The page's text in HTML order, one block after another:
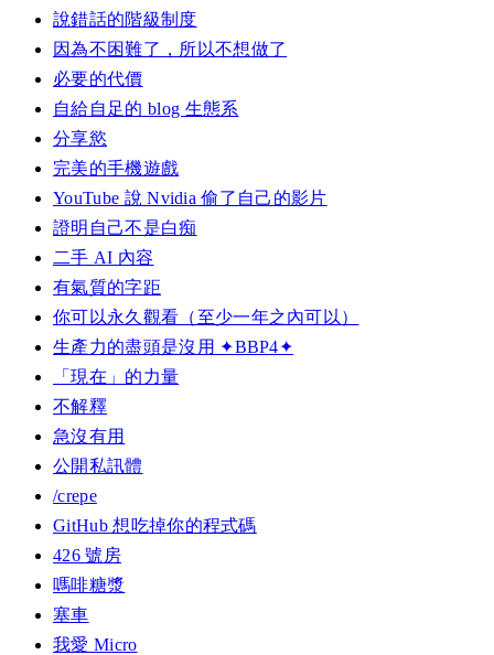
說錯話的階級制度
因為不困難了，所以不想做了
必要的代價
自給自足的 blog 生態系
分享慾
完美的手機遊戲
YouTube 說 Nvidia 偷了自己的影片
證明自己不是白痴
二手 AI 內容
有氣質的字距
你可以永久觀看（至少一年之內可以）
生產力的盡頭是沒用 ✦BBP4✦
「現在」的力量
不解釋
急沒有用
公開私訊體
/crepe
GitHub 想吃掉你的程式碼
426 號房
嗎啡糖漿
塞車
我愛 Micro